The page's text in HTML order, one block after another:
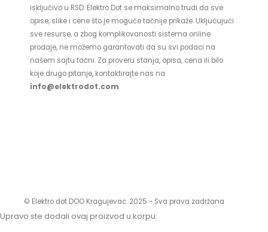
isključivo u RSD. Elektro Dot se maksimalno trudi da sve
opise, slike i cene što je moguće tačnije prikaže. Uključujući
sve resurse, a zbog komplikovanosti sistema online
prodaje, ne možemo garantovati da su svi podaci na
našem sajtu tačni. Za proveru stanja, opisa, cena ili bilo
koje drugo pitanje, kontaktirajte nas na
info@elektrodot.com
© Elektro dot DOO Kragujevac. 2025 - Sva prava zadržana
Upravo ste dodali ovaj proizvod u korpu: